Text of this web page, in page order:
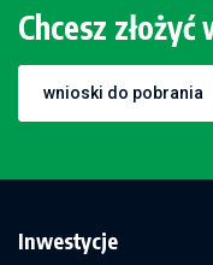
Chcesz
wnioski do pobrania
Inwestycje